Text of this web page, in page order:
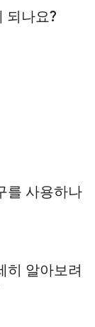
래킹 또는
:
해하지
는 디스플
생태계 내
되도록 설
되나요?
이메일을
자는 프로
요구사항
가됩니다.
청자에게
부할 수 있
Play
를 사용하나
사용하여
또는 디스
지 않습
히 알아보려